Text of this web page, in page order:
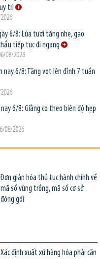
trì
6/8: Lúa tươi tăng nhẹ, gạo
tiếp tục đi ngang
08/2026
nay 6/8: Tăng vọt lên đỉnh 7 tuần
6/8: Giằng co theo biên độ hẹp
08/2026
Đơn giản hóa thủ tục hành chính về
mã số vùng trồng, mã số cơ sở
đóng gói
Xác định xuất xứ hàng hóa phải căn